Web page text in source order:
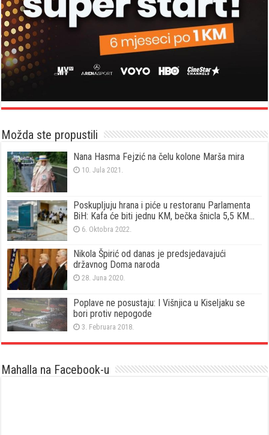
Možda ste propustili
Nana Hasma Fejzić na čelu kolone Marša mira
10. Jula 2021.
Poskupljuju hrana i piće u restoranu Parlamenta
BiH: Kafa će biti jednu KM, bečka šnicla 5,5 KM…
6. Oktobra 2022.
Nikola Špirić od danas je predsjedavajući
državnog Doma naroda
28. Juna 2020.
Poplave ne posustaju: I Višnjica u Kiseljaku se
bori protiv nepogode
3. Februara 2018.
Mahalla na Facebook-u